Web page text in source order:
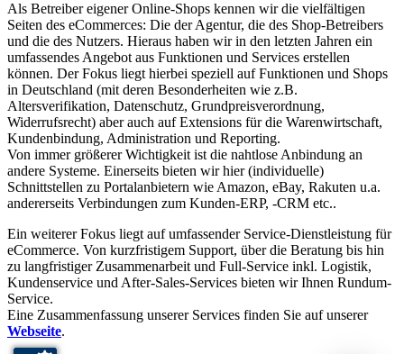
Als Betreiber eigener Online-Shops kennen wir die vielfältigen
Seiten des eCommerces: Die der Agentur, die des Shop-Betreibers
und die des Nutzers. Hieraus haben wir in den letzten Jahren ein
umfassendes Angebot aus Funktionen und Services erstellen
können. Der Fokus liegt hierbei speziell auf Funktionen und Shops
in Deutschland (mit deren Besonderheiten wie z.B.
Altersverifikation, Datenschutz, Grundpreisverordnung,
Widerrufsrecht) aber auch auf Extensions für die Warenwirtschaft,
Kundenbindung, Administration und Reporting.
Von immer größerer Wichtigkeit ist die nahtlose Anbindung an
andere Systeme. Einerseits bieten wir hier (individuelle)
Schnittstellen zu Portalanbietern wie Amazon, eBay, Rakuten u.a.
andererseits Verbindungen zum Kunden-ERP, -CRM etc..
Ein weiterer Fokus liegt auf umfassender Service-Dienstleistung für
eCommerce. Von kurzfristigem Support, über die Beratung bis hin
zu langfristiger Zusammenarbeit und Full-Service inkl. Logistik,
Kundenservice und After-Sales-Services bieten wir Ihnen Rundum-
Service.
Eine Zusammenfassung unserer Services finden Sie auf unserer
Webseite.